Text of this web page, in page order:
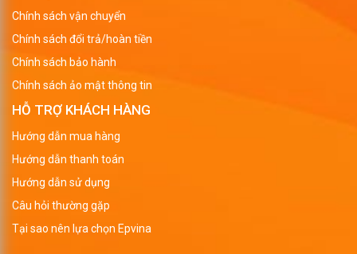
Chính sách vận chuyển
Chính sách đổi trả/hoàn tiền
Chính sách bảo hành
Chính sách ảo mật thông tin
HỖ TRỢ KHÁCH HÀNG
Hướng dẫn mua hàng
Hướng dẫn thanh toán
Hướng dẫn sử dụng
Câu hỏi thường gặp
Tại sao nên lựa chọn Epvina